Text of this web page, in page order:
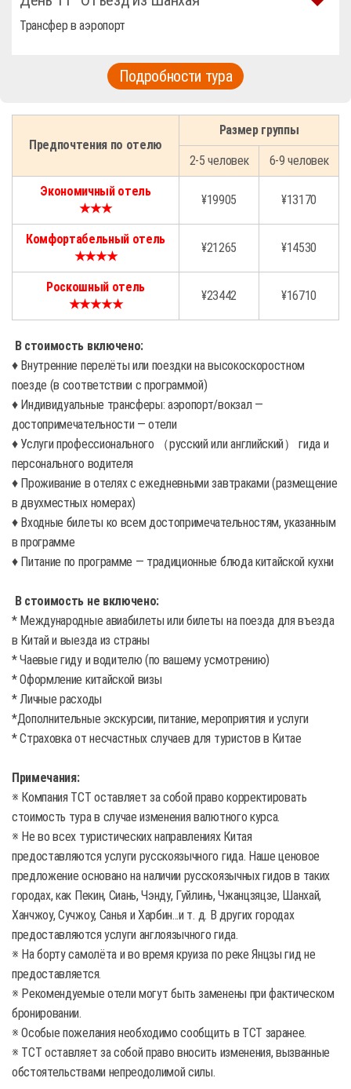
Трансфер в аэропорт
Подробности тура
Предпочтения по отелю
Размер группы
2-5 человек 6-9 человек
Экономичный отель
★★★
¥19905 ¥13170
Комфортабельный отель
★★★★
¥21265 ¥14530
Роскошный отель
★★★★★
¥23442 ¥16710
В стоимость включено:
♦ Внутренние перелёты или поездки на высокоскоростном
поезде (в соответствии с программой)
♦ Индивидуальные трансферы: аэропорт/вокзал —
достопримечательности — отели
♦ Услуги профессионального （русский или английский） гида и
персонального водителя
♦ Проживание в отелях с ежедневными завтраками (размещение
в двухместных номерах)
♦ Входные билеты ко всем достопримечательностям, указанным
в программе
♦ Питание по программе — традиционные блюда китайской кухни
В стоимость не включено:
* Международные авиабилеты или билеты на поезда для въезда
в Китай и выезда из страны
* Чаевые гиду и водителю (по вашему усмотрению)
* Оформление китайской визы
* Личные расходы
*Дополнительные экскурсии, питание, мероприятия и услуги
* Страховка от несчастных случаев для туристов в Китае
Примечания:
※ Компания TCT оставляет за собой право корректировать
стоимость тура в случае изменения валютного курса.
※ Не во всех туристических направлениях Китая
предоставляются услуги русскоязычного гида. Наше ценовое
предложение основано на наличии русскоязычных гидов в таких
городах, как Пекин, Сиань, Чэнду, Гуйлинь, Чжанцзяцзе, Шанхай,
Ханчжоу, Сучжоу, Санья и Харбин...и т. д. В других городах
предоставляются услуги англоязычного гида.
※ На борту самолёта и во время круиза по реке Янцзы гид не
предоставляется.
※ Рекомендуемые отели могут быть заменены при фактическом
бронировании.
※ Особые пожелания необходимо сообщить в TCT заранее.
※ TCT оставляет за собой право вносить изменения, вызванные
обстоятельствами непреодолимой силы.